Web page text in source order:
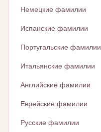
Немецкие фамилии
Испанские фамилии
Португальские фамилии
Итальянские фамилии
Английские фамилии
Еврейские фамилии
Русские фамилии